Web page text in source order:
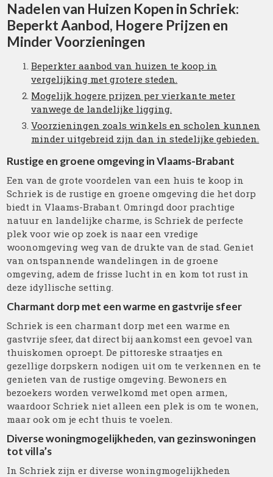
Nadelen van Huizen Kopen in Schriek:
Beperkt Aanbod, Hogere Prijzen en
Minder Voorzieningen
Beperkter aanbod van huizen te koop in
vergelijking met grotere steden.
Mogelijk hogere prijzen per vierkante meter
vanwege de landelijke ligging.
Voorzieningen zoals winkels en scholen kunnen
minder uitgebreid zijn dan in stedelijke gebieden.
Rustige en groene omgeving in Vlaams-Brabant
Een van de grote voordelen van een huis te koop in
Schriek is de rustige en groene omgeving die het dorp
biedt in Vlaams-Brabant. Omringd door prachtige
natuur en landelijke charme, is Schriek de perfecte
plek voor wie op zoek is naar een vredige
woonomgeving weg van de drukte van de stad. Geniet
van ontspannende wandelingen in de groene
omgeving, adem de frisse lucht in en kom tot rust in
deze idyllische setting.
Charmant dorp met een warme en gastvrije sfeer
Schriek is een charmant dorp met een warme en
gastvrije sfeer, dat direct bij aankomst een gevoel van
thuiskomen oproept. De pittoreske straatjes en
gezellige dorpskern nodigen uit om te verkennen en te
genieten van de rustige omgeving. Bewoners en
bezoekers worden verwelkomd met open armen,
waardoor Schriek niet alleen een plek is om te wonen,
maar ook om je echt thuis te voelen.
Diverse woningmogelijkheden, van gezinswoningen
tot villa’s
In Schriek zijn er diverse woningmogelijkheden